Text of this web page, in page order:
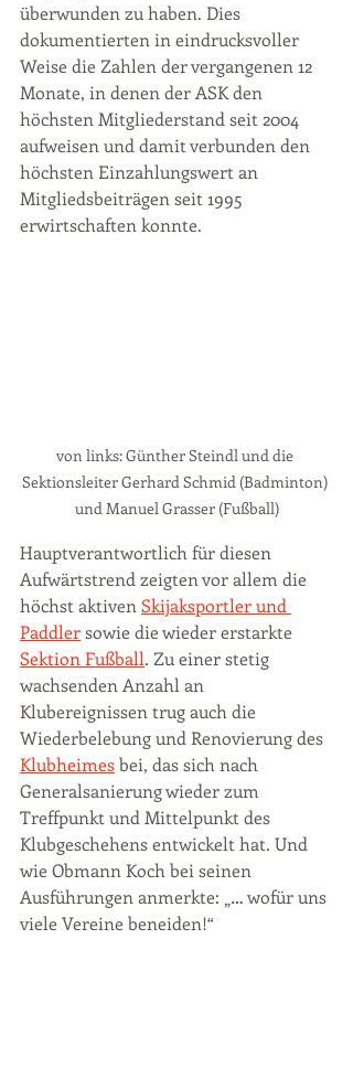
überwunden zu haben. Dies
dokumentierten in eindrucksvoller
Weise die Zahlen der vergangenen 12
Monate, in denen der ASK den
höchsten Mitgliederstand seit 2004
aufweisen und damit verbunden den
höchsten Einzahlungswert an
Mitgliedsbeiträgen seit 1995
erwirtschaften konnte.
von links: Günther Steindl und die
Sektionsleiter Gerhard Schmid (Badminton)
und Manuel Grasser (Fußball)
Hauptverantwortlich für diesen
Aufwärtstrend zeigten vor allem die
höchst aktiven Skijaksportler und
Paddler sowie die wieder erstarkte
Sektion Fußball. Zu einer stetig
wachsenden Anzahl an
Klubereignissen trug auch die
Wiederbelebung und Renovierung des
Klubheimes bei, das sich nach
Generalsanierung wieder zum
Treffpunkt und Mittelpunkt des
Klubgeschehens entwickelt hat. Und
wie Obmann Koch bei seinen
Ausführungen anmerkte: „… wofür uns
viele Vereine beneiden!“